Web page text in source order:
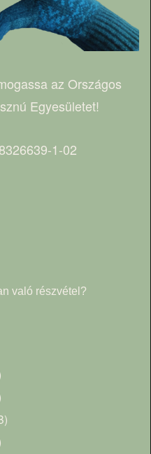
az Országos
Egyesületet!
1-02
való részvétel?